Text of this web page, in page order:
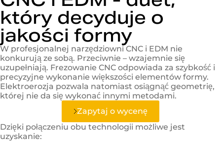
który decyduje o
jakości formy
W profesjonalnej narzędziowni CNC i EDM nie
konkurują ze sobą. Przeciwnie – wzajemnie się
uzupełniają. Frezowanie CNC odpowiada za szybkość i
precyzyjne wykonanie większości elementów formy.
Elektroerozja pozwala natomiast osiągnąć geometrię,
której nie da się wykonać innymi metodami.
Zapytaj o wycenę
Dzięki połączeniu obu technologii możliwe jest
uzyskanie: